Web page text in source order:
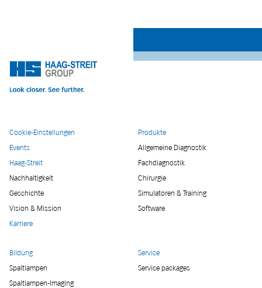
Cookie-Einstellungen
Events
Haag-Streit
Nachhaltigkeit
Geschichte
Vision & Mission
Karriere
Produkte
Allgemeine Diagnostik
Fachdiagnostik
Chirurgie
Simulatoren & Training
Software
Bildung
Spaltlampen
Spaltlampen-Imaging
Service
Service packages